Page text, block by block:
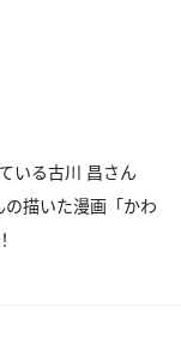
いる古川 昌さん
描いた漫画「かわ